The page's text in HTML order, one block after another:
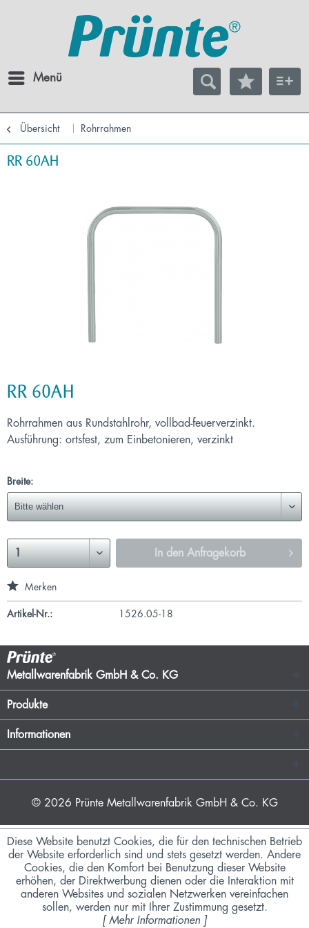
Menü
Übersicht Rohrrahmen
RR 60AH
RR 60AH
Rohrrahmen aus Rundstahlrohr, vollbad-feuerverzinkt.
Ausführung: ortsfest, zum Einbetonieren, verzinkt
Breite:
In den Anfragekorb
Merken
Artikel-Nr.: 1526.05-18
Metallwarenfabrik GmbH & Co. KG
Produkte
Informationen
© 2026 Prünte Metallwarenfabrik GmbH & Co. KG
Diese Website benutzt Cookies, die für den technischen Betrieb
der Website erforderlich sind und stets gesetzt werden. Andere
Cookies, die den Komfort bei Benutzung dieser Website
erhöhen, der Direktwerbung dienen oder die Interaktion mit
anderen Websites und sozialen Netzwerken vereinfachen
sollen, werden nur mit Ihrer Zustimmung gesetzt.
[ Mehr Informationen ]